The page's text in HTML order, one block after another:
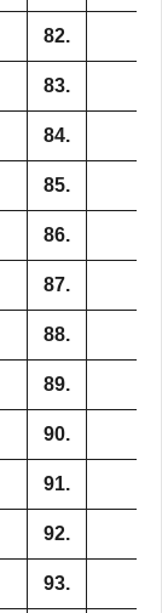
82.
83.
84.
85.
86.
87.
88.
89.
90.
91.
92.
93.